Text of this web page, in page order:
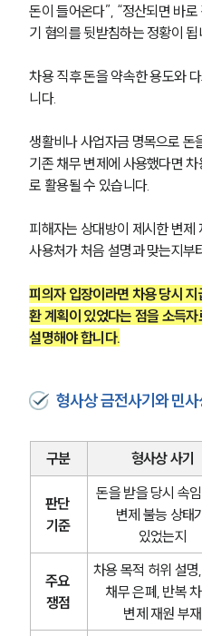
돈이 들어온다”, “정산되면 바
기 혐의를 뒷받침하는 정황이 됩
차용 직후 돈을 약속한 용도와
니다.
생활비나 사업자금 명목으로 돈
기존 채무 변제에 사용했다면
로 활용될 수 있습니다.
피해자는 상대방이 제시한 변제
사용처가 처음 설명과 맞는지부
피의자 입장이라면 차용 당시
환 계획이 있었다는 점을 소득
설명해야 합니다.
형사상 금전사기와 민
구분 형사상 사기
판단
기준
돈을 받을 당시 속
변제 불능 상태
있었는지
주요
쟁점
차용 목적 허위 설명
채무 은폐, 반복
변제 재원 부재